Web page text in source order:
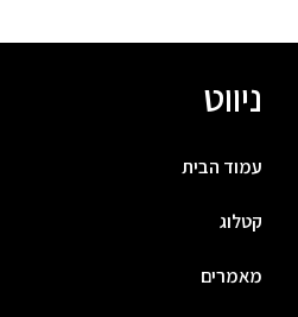
ניווט
עמוד הבית
קטלוג
מאמרים